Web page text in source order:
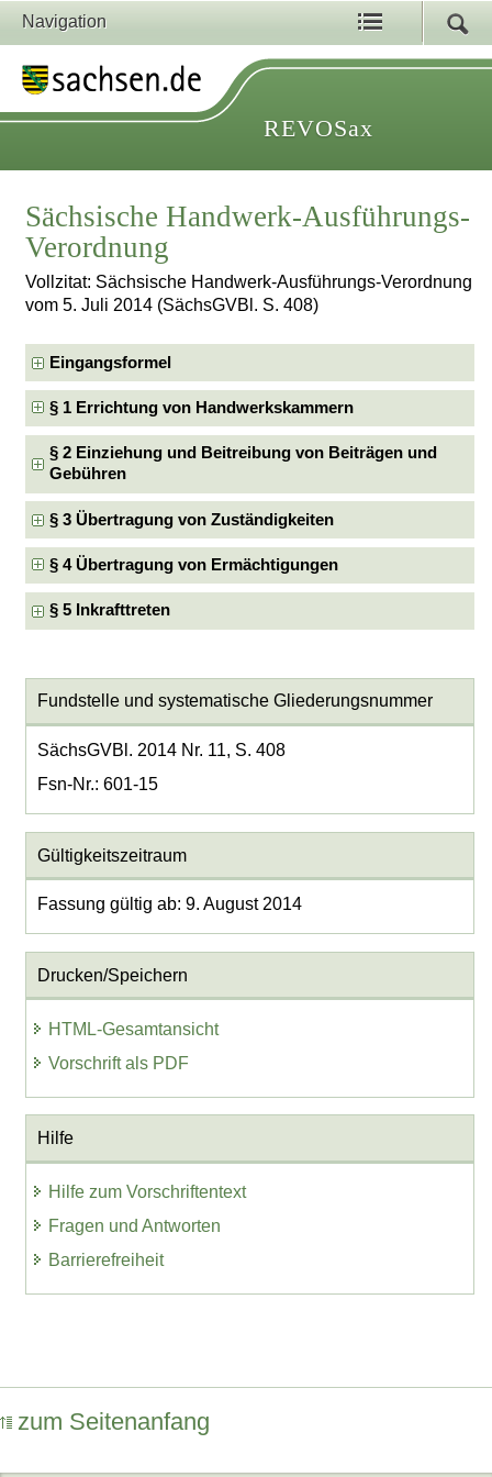
Navigation
REVOSax
Sächsische Handwerk-Ausführungs-
Verordnung
Vollzitat: Sächsische Handwerk-Ausführungs-Verordnung
vom 5. Juli 2014 (SächsGVBl. S. 408)
Eingangsformel
§ 1 Errichtung von Handwerkskammern
§ 2 Einziehung und Beitreibung von Beiträgen und
Gebühren
§ 3 Übertragung von Zuständigkeiten
§ 4 Übertragung von Ermächtigungen
§ 5 Inkrafttreten
Fundstelle und systematische Gliederungsnummer
SächsGVBl. 2014 Nr. 11, S. 408
Fsn-Nr.: 601-15
Gültigkeitszeitraum
Fassung gültig ab: 9. August 2014
Drucken/Speichern
HTML-Gesamtansicht
Vorschrift als PDF
Hilfe
Hilfe zum Vorschriftentext
Fragen und Antworten
Barrierefreiheit
zum Seitenanfang